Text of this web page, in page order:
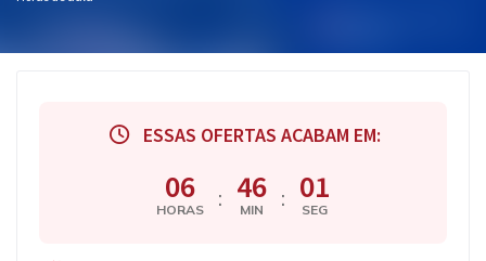
Atendimento ESSAS OFERTAS ACABAM EM:
06
HORAS : 46
MIN : 01
SEG